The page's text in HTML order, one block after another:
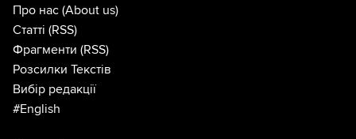
Про нас (About us)
Статті (RSS)
Фрагменти (RSS)
Розсилки Текстів
Вибір редакції
#English